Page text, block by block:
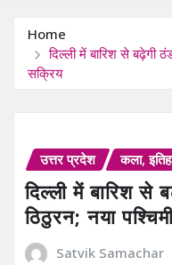
Home
दिल्ली में बारिश से बढ़ेगी
सक्रिय
उत्तर प्रदेश कला,
दिल्ली में बारिश से
ठिठुरन; नया
Satvik Samachar